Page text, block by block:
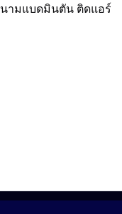
ามแบดมินตัน ติดแอร์